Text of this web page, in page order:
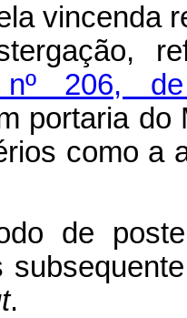
vincenda
nº 206,
portaria
como a
de
.